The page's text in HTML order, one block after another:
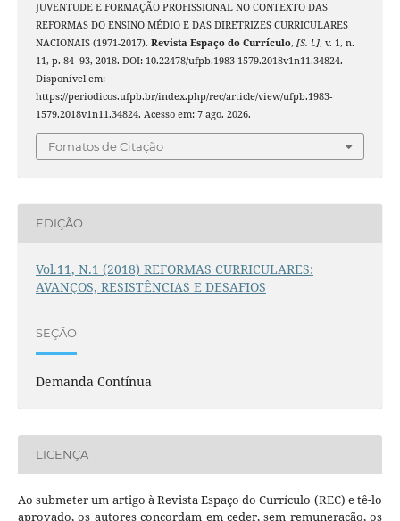
JUVENTUDE E FORMAÇÃO PROFISSIONAL NO CONTEXTO DAS
REFORMAS DO ENSINO MÉDIO E DAS DIRETRIZES CURRICULARES
NACIONAIS (1971-2017). Revista Espaço do Currículo, [S. l.], v. 1, n.
11, p. 84–93, 2018. DOI: 10.22478/ufpb.1983-1579.2018v1n11.34824.
Disponível em:
https://periodicos.ufpb.br/index.php/rec/article/view/ufpb.1983-
1579.2018v1n11.34824. Acesso em: 7 ago. 2026.
Fomatos de Citação
EDIÇÃO
Vol.11, N.1 (2018) REFORMAS CURRICULARES:
AVANÇOS, RESISTÊNCIAS E DESAFIOS
SEÇÃO
Demanda Contínua
LICENÇA
Ao submeter um artigo à Revista Espaço do Currículo (REC) e tê-lo
aprovado, os autores concordam em ceder, sem remuneração, os